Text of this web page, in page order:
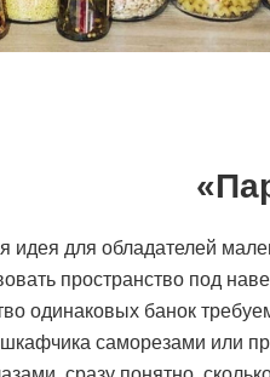
идея для обладателей
пространство под
одинаковых банок
саморезами или